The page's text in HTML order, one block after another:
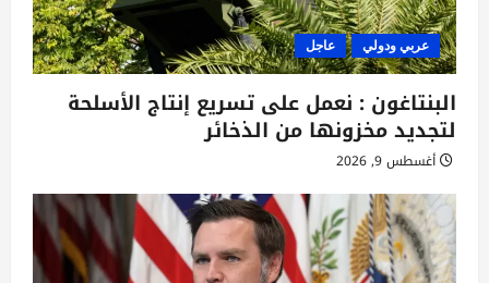
عربي ودولي عاجل
البنتاغون : نعمل على تسريع إنتاج الأسلحة
لتجديد مخزونها من الذخائر
أغسطس 9, 2026